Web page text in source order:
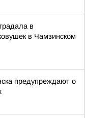
в
в Чамзинском
предупреждают о